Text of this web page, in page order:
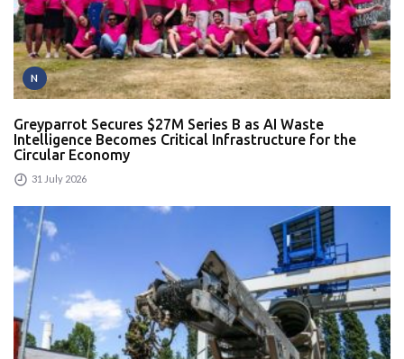
N
Greyparrot Secures $27M Series B as AI Waste
Intelligence Becomes Critical Infrastructure for the
Circular Economy
31 July 2026